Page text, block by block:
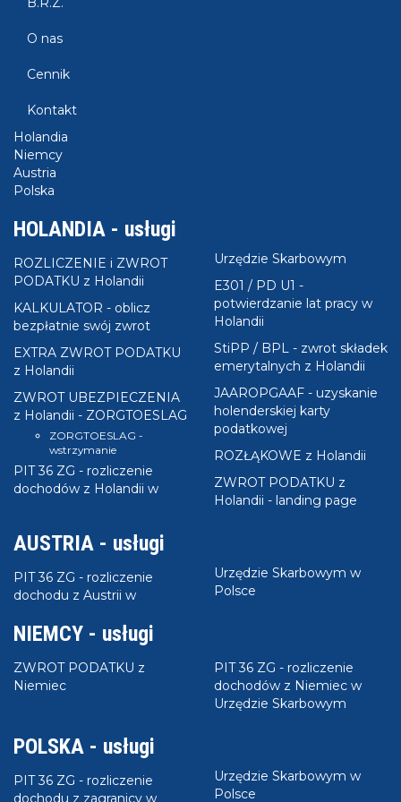
- Kliknij
KROK 2 - wydrukować obie strony;
który znajdziesz
swoim Urzędzie Skarbowym w Polsce.
O nas
Cennik
Kontakt
Holandia
Niemcy
Austria
Polska
HOLANDIA - usługi
ROZLICZENIE i ZWROT
PODATKU z Holandii
KALKULATOR - oblicz
bezpłatnie swój zwrot
EXTRA ZWROT PODATKU
z Holandii
ZWROT UBEZPIECZENIA
z Holandii - ZORGTOESLAG
ZORGTOESLAG -
wstrzymanie
PIT 36 ZG - rozliczenie
dochodów z Holandii w
Urzędzie Skarbowym
E301 / PD U1 -
potwierdzanie lat pracy w
Holandii
StiPP / BPL - zwrot składek
emerytalnych z Holandii
JAAROPGAAF - uzyskanie
holenderskiej karty
podatkowej
ROZŁĄKOWE z Holandii
ZWROT PODATKU z
Holandii - landing page
AUSTRIA - usługi
PIT 36 ZG - rozliczenie
dochodu z Austrii w
Urzędzie Skarbowym w
Polsce
NIEMCY - usługi
ZWROT PODATKU z
Niemiec
PIT 36 ZG - rozliczenie
dochodów z Niemiec w
Urzędzie Skarbowym
POLSKA - usługi
PIT 36 ZG - rozliczenie
dochodu z zagranicy w
Urzędzie Skarbowym w
Polsce